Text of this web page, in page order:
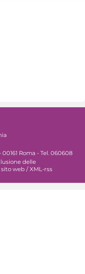
Roma - Tel. 060608
delle
web / XML-rss